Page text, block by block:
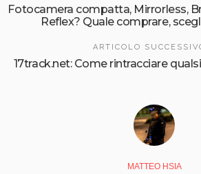
Fotocamera compatta, Mirrorless,
Reflex? Quale comprare,
ARTICOLO
17track.net: Come rintracciare
MATTEO HSIA